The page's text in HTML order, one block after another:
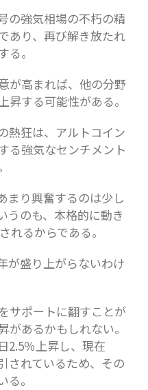
の強気相場の不朽の精
あり、再び解き放たれ
。
が高まれば、他の分野
昇する可能性がある。
熱狂は、アルトコイン
る強気なセンチメント
まり興奮するのは少し
うのも、本格的に動き
れるからである。
が盛り上がらないわけ
サポートに翻すことが
があるかもしれない。
2.5％上昇し、現在
されているため、その
。